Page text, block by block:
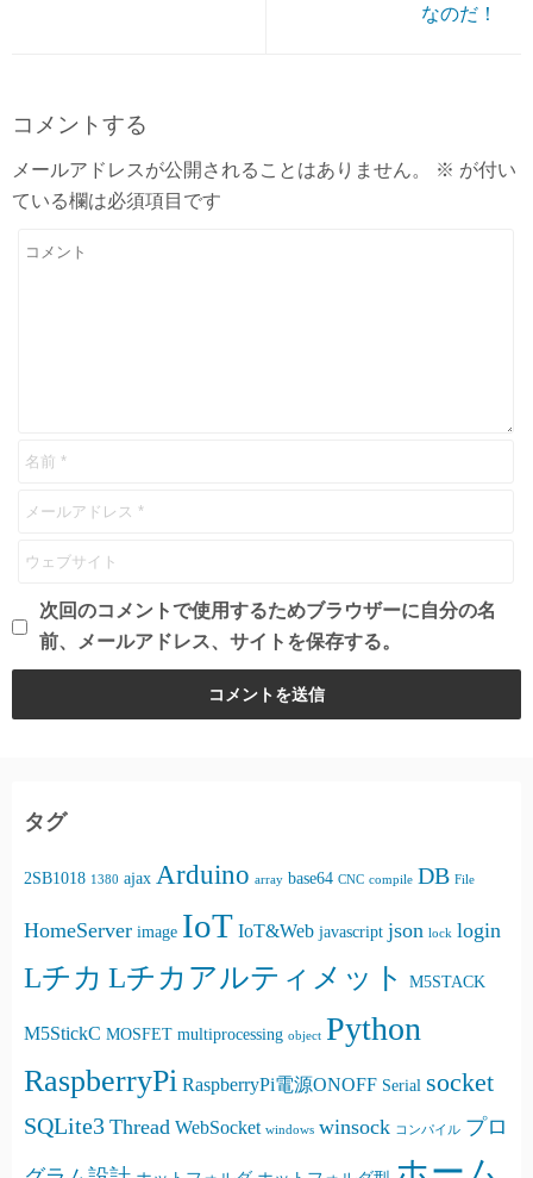
なのだ！
コメントする
メールアドレスが公開されることはありません。 ※ が付い
ている欄は必須項目です
次回のコメントで使用するためブラウザーに自分の名
前、メールアドレス、サイトを保存する。
タグ
2SB1018 1380 ajax Arduino array base64 CNC compile DB File
HomeServer image IoT IoT&Web javascript json lock login
Lチカ Lチカアルティメット M5STACK
M5StickC MOSFET multiprocessing object Python
RaspberryPi RaspberryPi電源ONOFF Serial socket
SQLite3 Thread WebSocket windows winsock コンパイル プロ